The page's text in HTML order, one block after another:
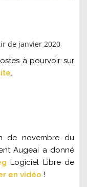
de janvier 2020
à pourvoir sur
.
de novembre du
Augeai a donné
Logiciel Libre de
en vidéo !